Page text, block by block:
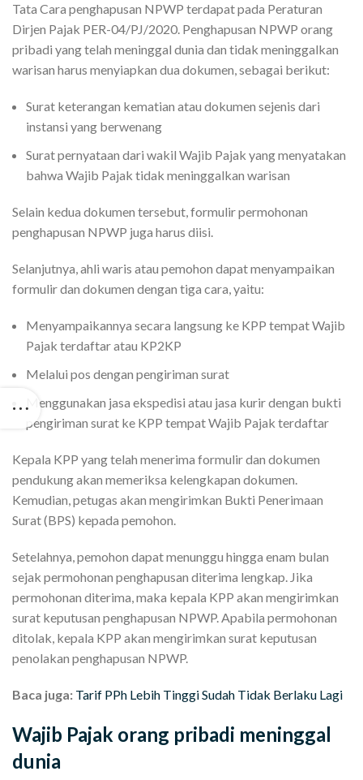
Tata Cara penghapusan NPWP terdapat pada Peraturan
Dirjen Pajak PER-04/PJ/2020. Penghapusan NPWP orang
pribadi yang telah meninggal dunia dan tidak meninggalkan
warisan harus menyiapkan dua dokumen, sebagai berikut:
Surat keterangan kematian atau dokumen sejenis dari
instansi yang berwenang
Surat pernyataan dari wakil Wajib Pajak yang menyatakan
bahwa Wajib Pajak tidak meninggalkan warisan
Selain kedua dokumen tersebut, formulir permohonan
penghapusan NPWP juga harus diisi.
Selanjutnya, ahli waris atau pemohon dapat menyampaikan
formulir dan dokumen dengan tiga cara, yaitu:
Menyampaikannya secara langsung ke KPP tempat Wajib
Pajak terdaftar atau KP2KP
Melalui pos dengan pengiriman surat
Menggunakan jasa ekspedisi atau jasa kurir dengan bukti
pengiriman surat ke KPP tempat Wajib Pajak terdaftar
Kepala KPP yang telah menerima formulir dan dokumen
pendukung akan memeriksa kelengkapan dokumen.
Kemudian, petugas akan mengirimkan Bukti Penerimaan
Surat (BPS) kepada pemohon.
Setelahnya, pemohon dapat menunggu hingga enam bulan
sejak permohonan penghapusan diterima lengkap. Jika
permohonan diterima, maka kepala KPP akan mengirimkan
surat keputusan penghapusan NPWP. Apabila permohonan
ditolak, kepala KPP akan mengirimkan surat keputusan
penolakan penghapusan NPWP.
Baca juga: Tarif PPh Lebih Tinggi Sudah Tidak Berlaku Lagi
Wajib Pajak orang pribadi meninggal
dunia